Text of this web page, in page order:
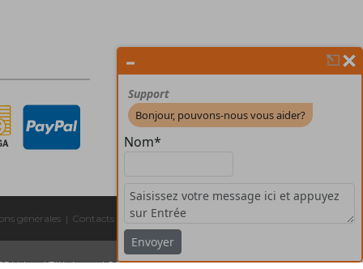
générales | Contacts
Lisboa|Téléphones:| 00351 211 45 00 75Email:geral@forprint.fr